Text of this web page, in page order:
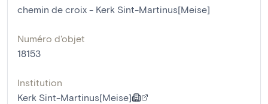
chemin de croix - Kerk Sint-Martinus[Meise]
Numéro d'objet
18153
Institution
Kerk Sint-Martinus[Meise]